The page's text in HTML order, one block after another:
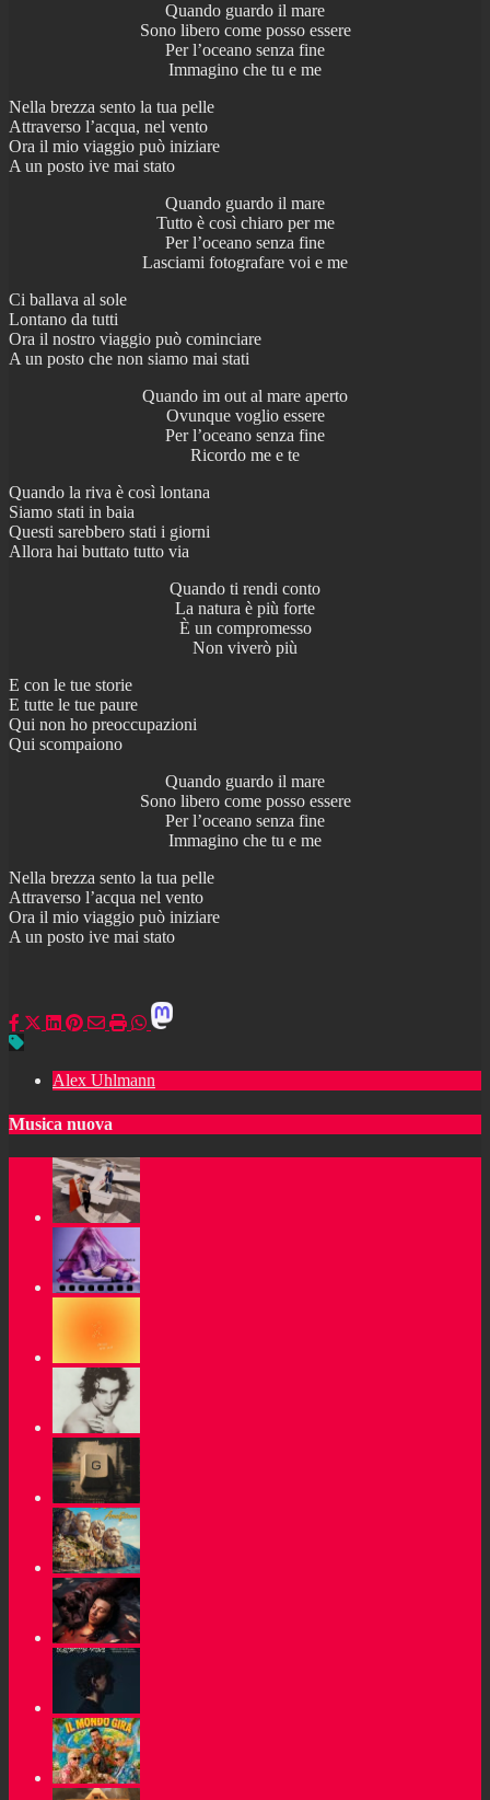
Quando guardo il mare
Sono libero come posso essere
Per l’oceano senza fine
Immagino che tu e me
Nella brezza sento la tua pelle
Attraverso l’acqua, nel vento
Ora il mio viaggio può iniziare
A un posto ive mai stato
Quando guardo il mare
Tutto è così chiaro per me
Per l’oceano senza fine
Lasciami fotografare voi e me
Ci ballava al sole
Lontano da tutti
Ora il nostro viaggio può cominciare
A un posto che non siamo mai stati
Quando im out al mare aperto
Ovunque voglio essere
Per l’oceano senza fine
Ricordo me e te
Quando la riva è così lontana
Siamo stati in baia
Questi sarebbero stati i giorni
Allora hai buttato tutto via
Quando ti rendi conto
La natura è più forte
È un compromesso
Non viverò più
E con le tue storie
E tutte le tue paure
Qui non ho preoccupazioni
Qui scompaiono
Quando guardo il mare
Sono libero come posso essere
Per l’oceano senza fine
Immagino che tu e me
Nella brezza sento la tua pelle
Attraverso l’acqua nel vento
Ora il mio viaggio può iniziare
A un posto ive mai stato
Alex Uhlmann
Musica nuova